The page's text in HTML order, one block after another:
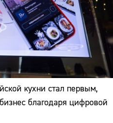
кухни стал первым,
благодаря цифровой